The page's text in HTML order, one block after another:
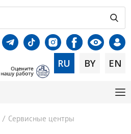
RU BY EN
/ Сервисные центры